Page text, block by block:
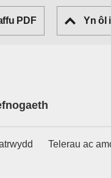
PDF Yn ôl
Telerau ac